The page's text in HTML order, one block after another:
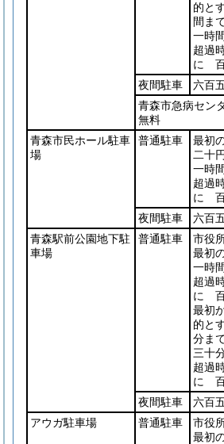
的と
間ま
一時
超過
に
夜間駐車
六百
青森市急病セン
無料
青森市民ホール駐車
場
普通駐車
最初
二十円
一時
超過
に
夜間駐車
六百
青森駅前公園地下駐
車場
普通駐車
市役
最初
一時
超過
に
最初
的と
分ま
三十
超過
に
夜間駐車
六百
アウガ駐車場
普通駐車
市役
最初